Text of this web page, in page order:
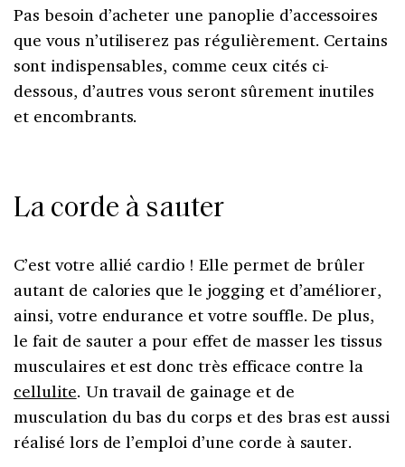
Pas besoin d’acheter une panoplie d’accessoires
que vous n’utiliserez pas régulièrement. Certains
sont indispensables, comme ceux cités ci-
dessous, d’autres vous seront sûrement inutiles
et encombrants.
La corde à sauter
C’est votre allié cardio ! Elle permet de brûler
autant de calories que le jogging et d’améliorer,
ainsi, votre endurance et votre souffle. De plus,
le fait de sauter a pour effet de masser les tissus
musculaires et est donc très efficace contre la
cellulite. Un travail de gainage et de
musculation du bas du corps et des bras est aussi
réalisé lors de l’emploi d’une corde à sauter.